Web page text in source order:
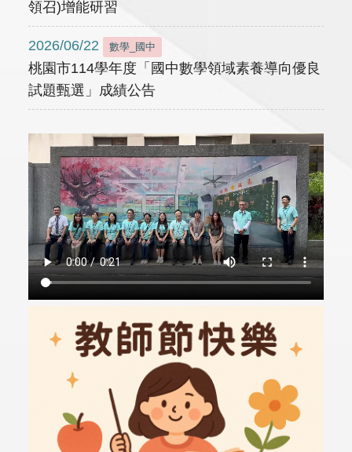
領召)增能研習
2026/06/22 數學_國中
桃園市114學年度「國中數學領域素養導向優良
試題甄選」成績公告